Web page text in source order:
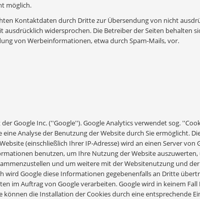
möglich.
Kontaktdaten durch Dritte zur Übersendung von nicht
widersprochen. Die Betreiber der Seiten behalten
von Werbeinformationen, etwa durch Spam-Mails, vor.
Google Inc. (''Google''). Google Analytics verwendet sog.
Analyse der Benutzung der Website durch Sie ermöglicht.
(einschließlich Ihrer IP-Adresse) wird an einen Server von
benutzen, um Ihre Nutzung der Website auszuwerten,
und um weitere mit der Websitenutzung und der
Google diese Informationen gegebenenfalls an Dritte
im Auftrag von Google verarbeiten. Google wird in keinem Fall
die Installation der Cookies durch eine entsprechende